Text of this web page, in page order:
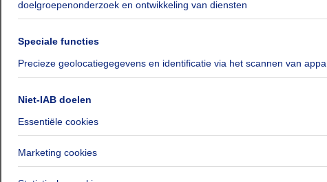
Niet gespecificeerd